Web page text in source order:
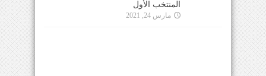
المنتخب الأول
مارس 24, 2021